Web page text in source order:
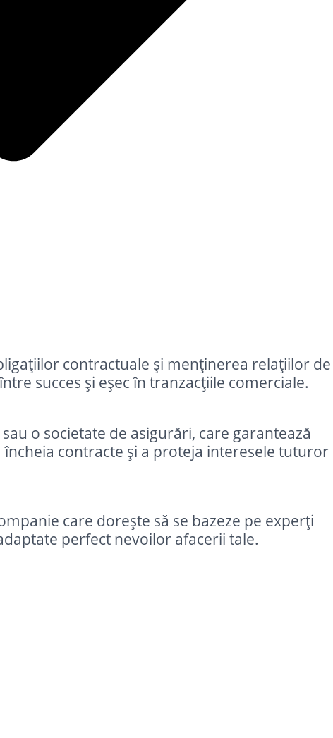
contractuale și menținerea relațiilor de
succes și eșec în tranzacțiile comerciale.
o societate de asigurări, care garantează
contracte și a proteja interesele tuturor
care dorește să se bazeze pe experți
perfect nevoilor afacerii tale.